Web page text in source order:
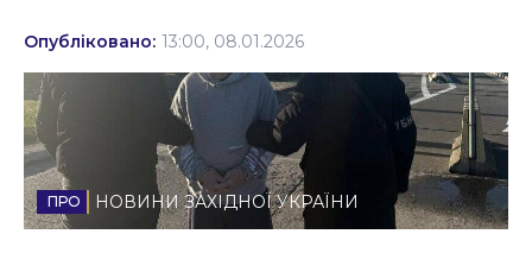
Політика
Соціум
Спорт
Стиль життя
Опубліковано: 13:00, 08.01.2026
НОВИНИ ЗАХІДНОЇ УКРАЇНИ